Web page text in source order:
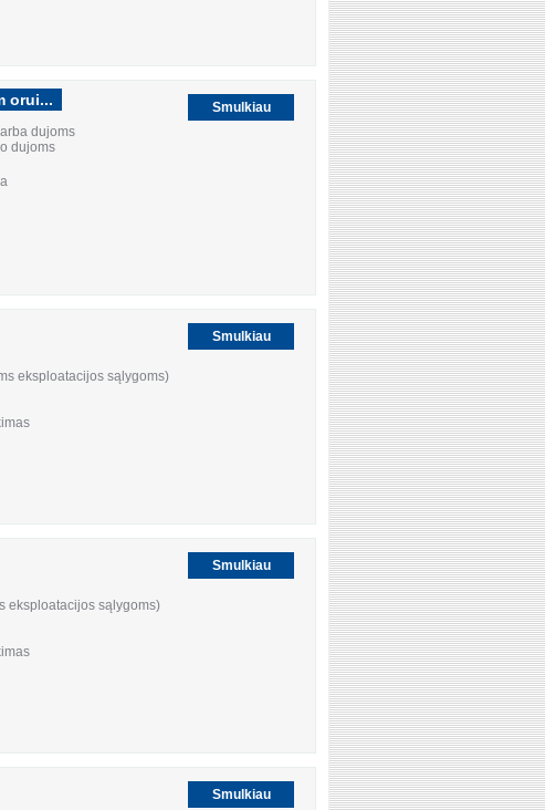
orui...
dujoms
dujoms
Smulkiau
eksploatacijos sąlygoms)
Smulkiau
eksploatacijos sąlygoms)
Smulkiau
Smulkiau